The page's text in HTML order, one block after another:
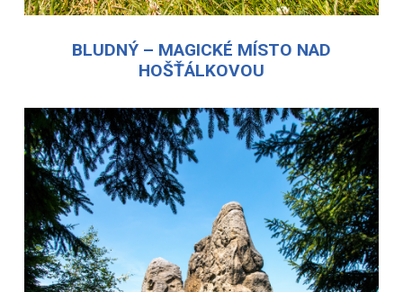
BLUDNÝ – MAGICKÉ MÍSTO NAD
HOŠŤÁLKOVOU